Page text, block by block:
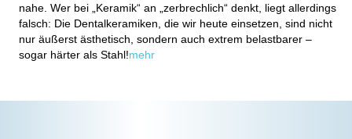
nahe. Wer bei „Keramik“ an „zerbrechlich“ denkt, liegt allerdings
falsch: Die Dentalkeramiken, die wir heute einsetzen, sind nicht
nur äußerst ästhetisch, sondern auch extrem belastbarer –
sogar härter als Stahl!mehr